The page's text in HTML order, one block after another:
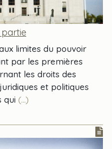
partie
limites du pouvoir
par les premières
les droits des
et politiques
qui (...)